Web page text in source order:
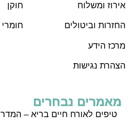
אירוז ומשלוח
החזרות וביטולים
מרכז הידע
הצהרת נגישות
חוקן
מאמרים נבחרים
טיפים לאורח חיים בריא –